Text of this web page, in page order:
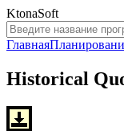
KtonaSoft
Главная
Historical